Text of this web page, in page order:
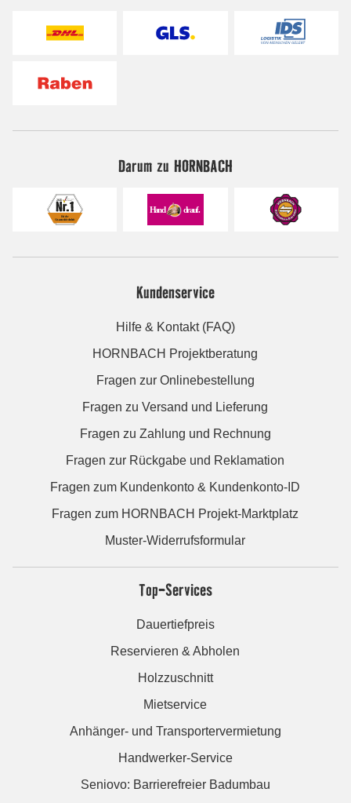
Darum zu HORNBACH
Kundenservice
Hilfe & Kontakt (FAQ)
HORNBACH Projektberatung
Fragen zur Onlinebestellung
Fragen zu Versand und Lieferung
Fragen zu Zahlung und Rechnung
Fragen zur Rückgabe und Reklamation
Fragen zum Kundenkonto & Kundenkonto-ID
Fragen zum HORNBACH Projekt-Marktplatz
Muster-Widerrufsformular
Top-Services
Dauertiefpreis
Reservieren & Abholen
Holzzuschnitt
Mietservice
Anhänger- und Transportervermietung
Handwerker-Service
Seniovo: Barrierefreier Badumbau